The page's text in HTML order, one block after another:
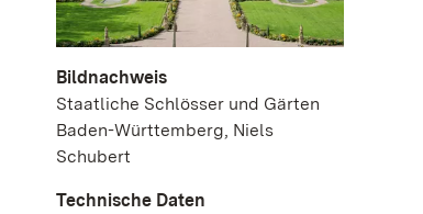
Bildnachweis
Staatliche Schlösser und Gärten
Baden-Württemberg, Niels
Schubert
Technische Daten